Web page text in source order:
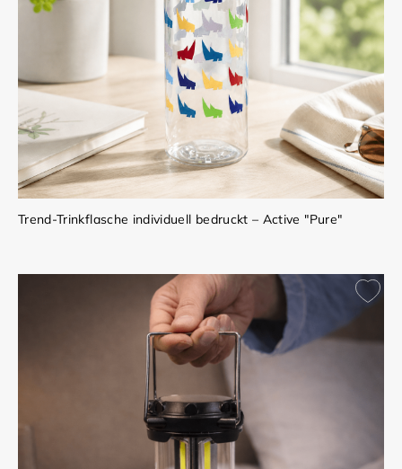
Trend-Trinkflasche individuell bedruckt – Active "Pure"